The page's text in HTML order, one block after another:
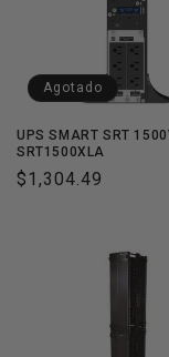
Agotado
UPS SMART SRT
SRT1500XLA
Precio
$1,304.49